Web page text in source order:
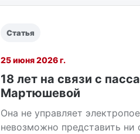
Статья
25 июня 2026 г.
18 лет на связи с
Мартюшевой
Она не управляет
невозможно представить